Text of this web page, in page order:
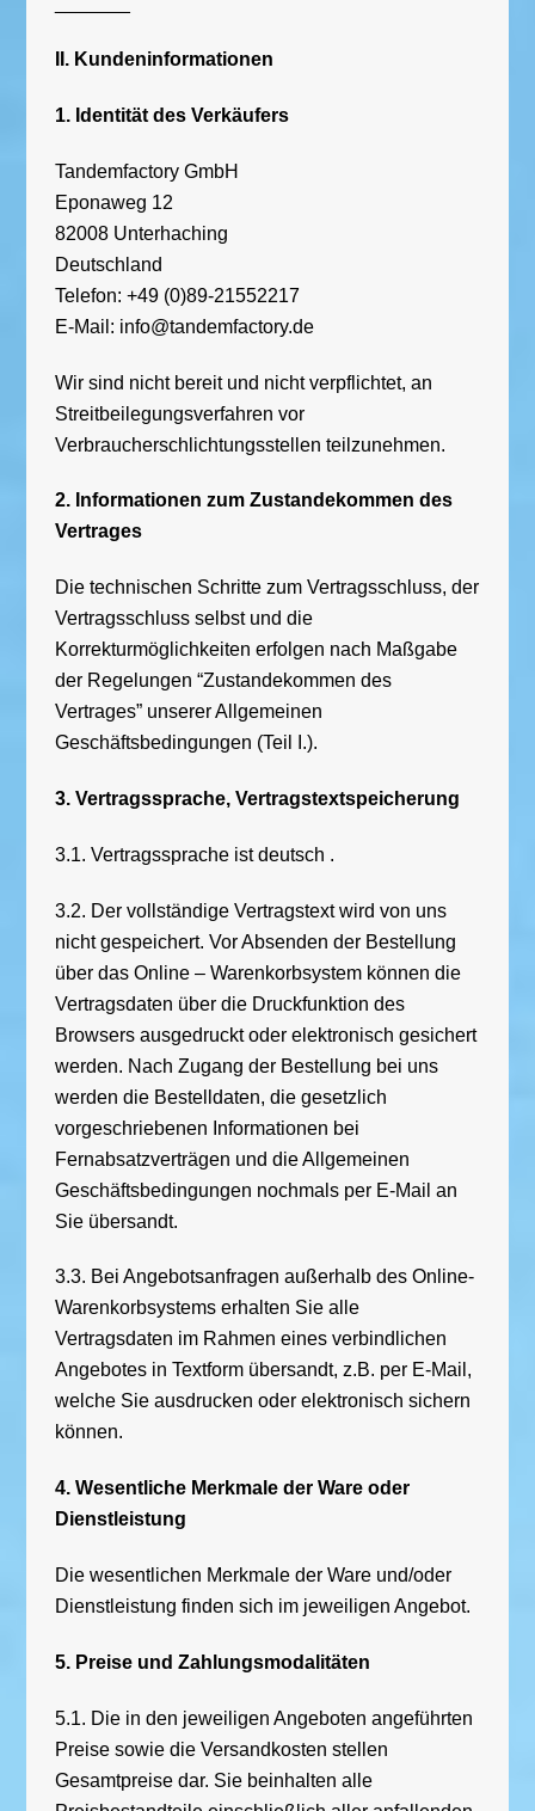
II. Kundeninformationen
1. Identität des Verkäufers
Tandemfactory GmbH
Eponaweg 12
82008 Unterhaching
Deutschland
Telefon: +49 (0)89-21552217
E-Mail: info@tandemfactory.de
Wir sind nicht bereit und nicht verpflichtet, an
Streitbeilegungsverfahren vor
Verbraucherschlichtungsstellen teilzunehmen.
2. Informationen zum Zustandekommen des
Vertrages
Die technischen Schritte zum Vertragsschluss, der
Vertragsschluss selbst und die
Korrekturmöglichkeiten erfolgen nach Maßgabe
der Regelungen “Zustandekommen des
Vertrages” unserer Allgemeinen
Geschäftsbedingungen (Teil I.).
3. Vertragssprache, Vertragstextspeicherung
3.1. Vertragssprache ist deutsch .
3.2. Der vollständige Vertragstext wird von uns
nicht gespeichert. Vor Absenden der Bestellung
über das Online – Warenkorbsystem können die
Vertragsdaten über die Druckfunktion des
Browsers ausgedruckt oder elektronisch gesichert
werden. Nach Zugang der Bestellung bei uns
werden die Bestelldaten, die gesetzlich
vorgeschriebenen Informationen bei
Fernabsatzverträgen und die Allgemeinen
Geschäftsbedingungen nochmals per E-Mail an
Sie übersandt.
3.3. Bei Angebotsanfragen außerhalb des Online-
Warenkorbsystems erhalten Sie alle
Vertragsdaten im Rahmen eines verbindlichen
Angebotes in Textform übersandt, z.B. per E-Mail,
welche Sie ausdrucken oder elektronisch sichern
können.
4. Wesentliche Merkmale der Ware oder
Dienstleistung
Die wesentlichen Merkmale der Ware und/oder
Dienstleistung finden sich im jeweiligen Angebot.
5. Preise und Zahlungsmodalitäten
5.1. Die in den jeweiligen Angeboten angeführten
Preise sowie die Versandkosten stellen
Gesamtpreise dar. Sie beinhalten alle